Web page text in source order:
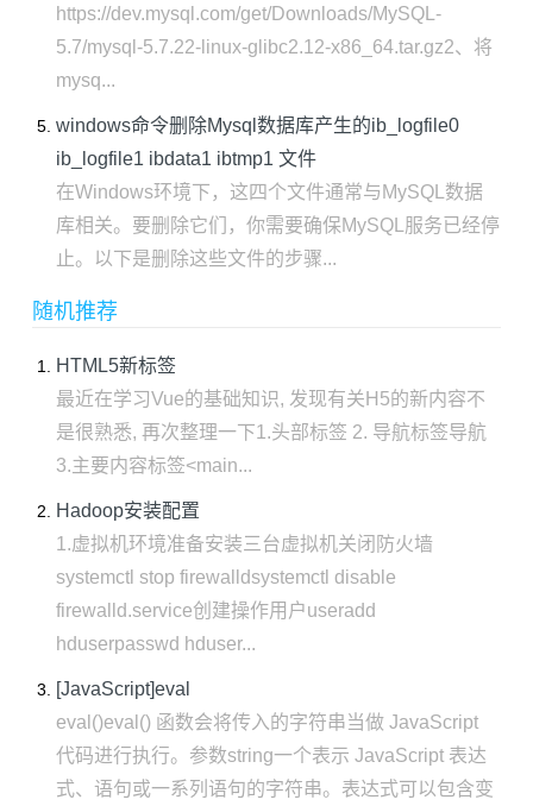
https://dev.mysql.com/get/Downloads/MySQL-
5.7/mysql-5.7.22-linux-glibc2.12-x86_64.tar.gz2、将
mysq...
windows命令删除Mysql数据库产生的ib_logfile0
ib_logfile1 ibdata1 ibtmp1 文件
在Windows环境下，这四个文件通常与MySQL数据
库相关。要删除它们，你需要确保MySQL服务已经停
止。以下是删除这些文件的步骤...
随机推荐
HTML5新标签
最近在学习Vue的基础知识, 发现有关H5的新内容不
是很熟悉, 再次整理一下1.头部标签 2. 导航标签导航
3.主要内容标签<main...
Hadoop安装配置
1.虚拟机环境准备安装三台虚拟机关闭防火墙
systemctl stop firewalldsystemctl disable
firewalld.service创建操作用户useradd
hduserpasswd hduser...
[JavaScript]eval
eval()eval() 函数会将传入的字符串当做 JavaScript
代码进行执行。参数string一个表示 JavaScript 表达
式、语句或一系列语句的字符串。表达式可以包含变